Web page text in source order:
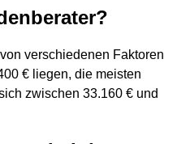
verschiedenen Faktoren
€ liegen, die meisten
zwischen 33.160 € und